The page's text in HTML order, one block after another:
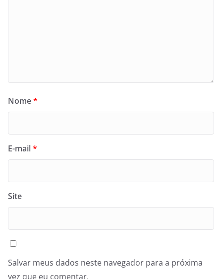
Nome*
E-mail*
Site
Salvar meus dados neste navegador para a próxima
vez que eu comentar.